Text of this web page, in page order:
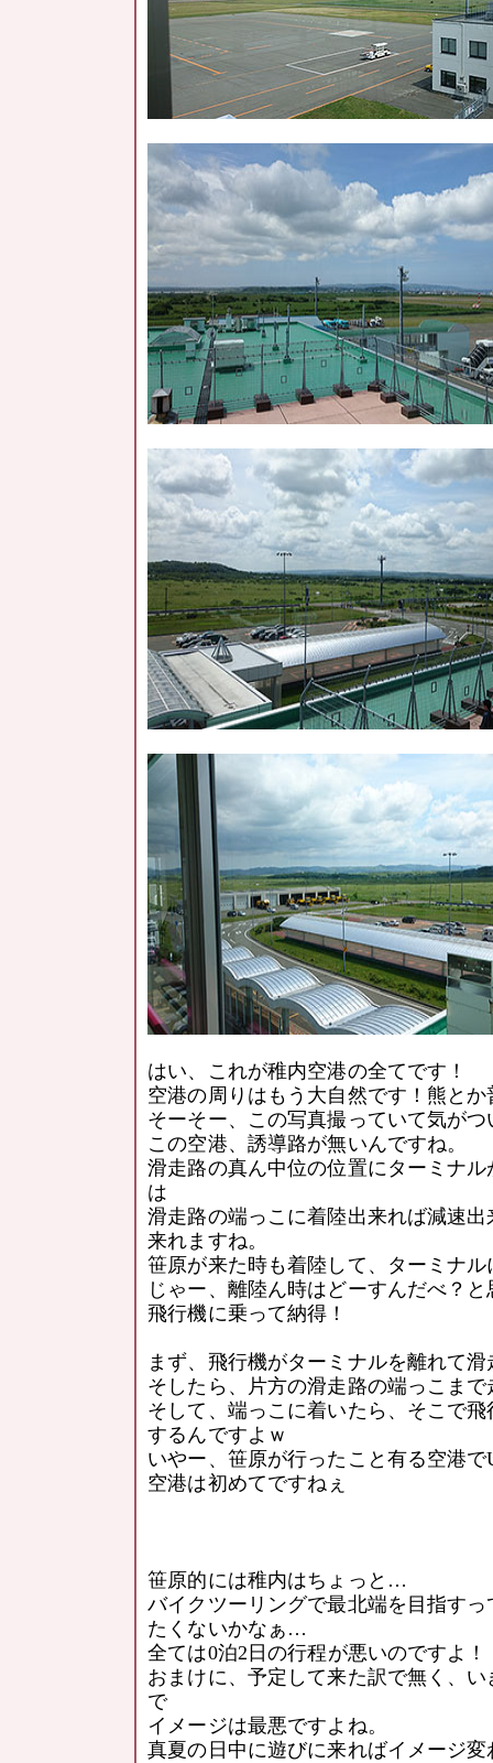
はい、これが稚内空港の全てです！
空港の周りはもう大自然です！熊と
そーそー、この写真撮っていて気が
この空港、誘導路が無いんですね。
滑走路の真ん中位の位置にターミナ
は
滑走路の端っこに着陸出来れば減速
来れますね。
笹原が来た時も着陸して、ターミナ
じゃー、離陸ん時はどーすんだべ？
飛行機に乗って納得！
まず、飛行機がターミナルを離れて
そしたら、片方の滑走路の端っこま
そして、端っこに着いたら、そこで
するんですよｗ
いやー、笹原が行ったこと有る空港
空港は初めてですねぇ
笹原的には稚内はちょっと…
バイクツーリングで最北端を目指す
たくないかなぁ…
全ては0泊2日の行程が悪いのですよ！
おまけに、予定して来た訳で無く、
で
イメージは最悪ですよね。
真夏の日中に遊びに来ればイメージ変